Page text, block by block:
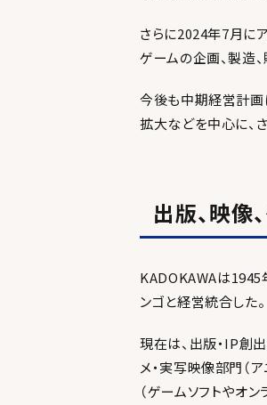
さらに2024年7月に
ゲームの企画、製造
今後も中期経営計画
拡大などを中心に、
出版、映像
KADOKAWAは1945
ンゴと経営統合した。
現在は、出版・IP創
メ・実写映像部門（
（ゲームソフトやオ